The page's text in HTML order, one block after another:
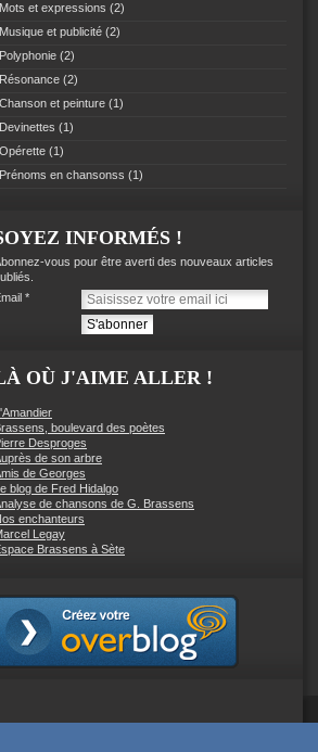
Mots et expressions (2)
Musique et publicité (2)
Polyphonie (2)
Résonance (2)
Chanson et peinture (1)
Devinettes (1)
Opérette (1)
Prénoms en chansonss (1)
INFORMÉS !
vous pour être averti des nouveaux articles
OÙ J'AIME ALLER !
boulevard des poètes
Desproges
de son arbre
de Georges
blog de Fred Hidalgo
de chansons de G. Brassens
enchanteurs
Legay
Brassens à Sète